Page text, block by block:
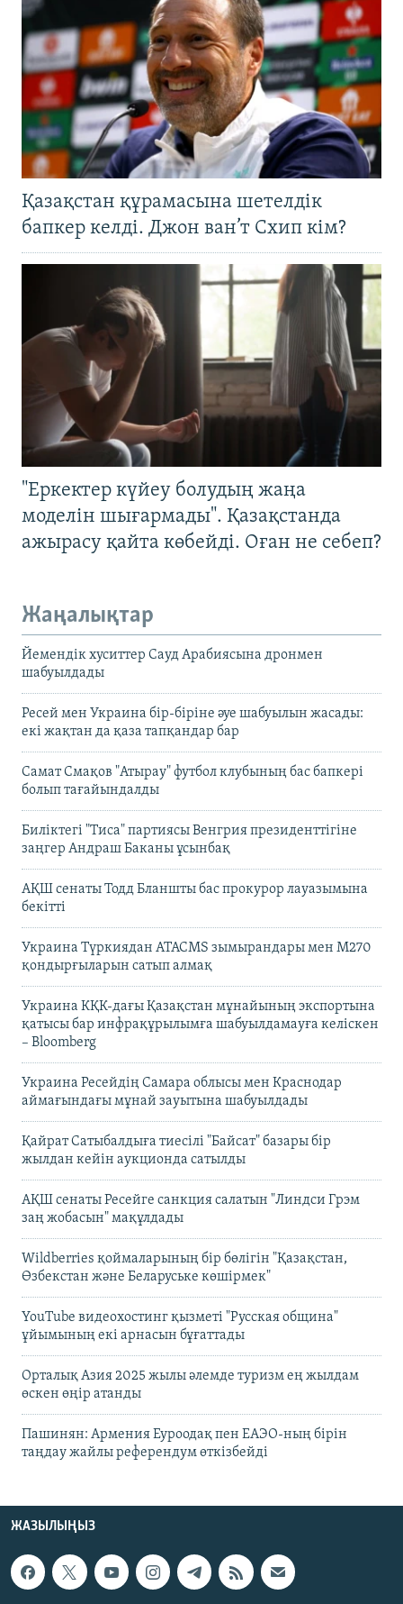
Қазақстан құрамасына шетелдік
бапкер келді. Джон ван’т Схип кім?
"Еркектер күйеу болудың жаңа
моделін шығармады". Қазақстанда
ажырасу қайта көбейді. Оған не себеп?
Жаңалықтар
Йемендік хуситтер Сауд Арабиясына дронмен
шабуылдады
Ресей мен Украина бір-біріне әуе шабуылын жасады:
екі жақтан да қаза тапқандар бар
Самат Смақов "Атырау" футбол клубының бас бапкері
болып тағайындалды
Биліктегі "Тиса" партиясы Венгрия президенттігіне
заңгер Андраш Баканы ұсынбақ
АҚШ сенаты Тодд Бланшты бас прокурор лауазымына
бекітті
Украина Түркиядан ATACMS зымырандары мен M270
қондырғыларын сатып алмақ
Украина КҚК-дағы Қазақстан мұнайының экспортына
қатысы бар инфрақұрылымға шабуылдамауға келіскен
– Bloomberg
Украина Ресейдің Самара облысы мен Краснодар
аймағындағы мұнай зауытына шабуылдады
Қайрат Сатыбалдыға тиесілі "Байсат" базары бір
жылдан кейін аукционда сатылды
АҚШ сенаты Ресейге санкция салатын "Линдси Грэм
заң жобасын" мақұлдады
Wildberries қоймаларының бір бөлігін "Қазақстан,
Өзбекстан және Беларуське көшірмек"
YouTube видеохостинг қызметі "Русская община"
ұйымының екі арнасын бұғаттады
Орталық Азия 2025 жылы әлемде туризм ең жылдам
өскен өңір атанды
Пашинян: Армения Еуроодақ пен ЕАЭО-ның бірін
таңдау жайлы референдум өткізбейді
ЖАЗЫЛЫҢЫЗ